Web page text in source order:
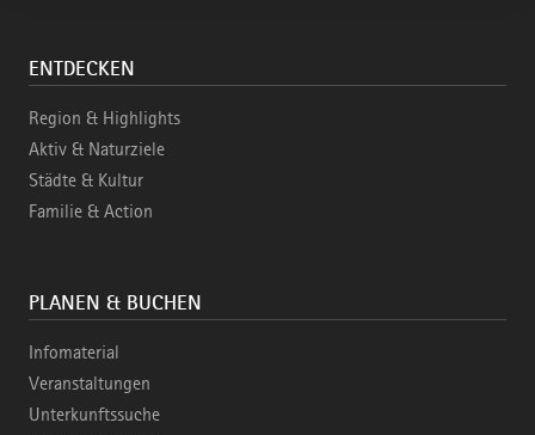
ENTDECKEN
Region & Highlights
Aktiv & Naturziele
Städte & Kultur
Familie & Action
PLANEN & BUCHEN
Infomaterial
Veranstaltungen
Unterkunftssuche